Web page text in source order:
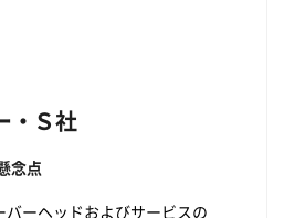
・Ｓ社
念点
バーヘッドおよびサービスの